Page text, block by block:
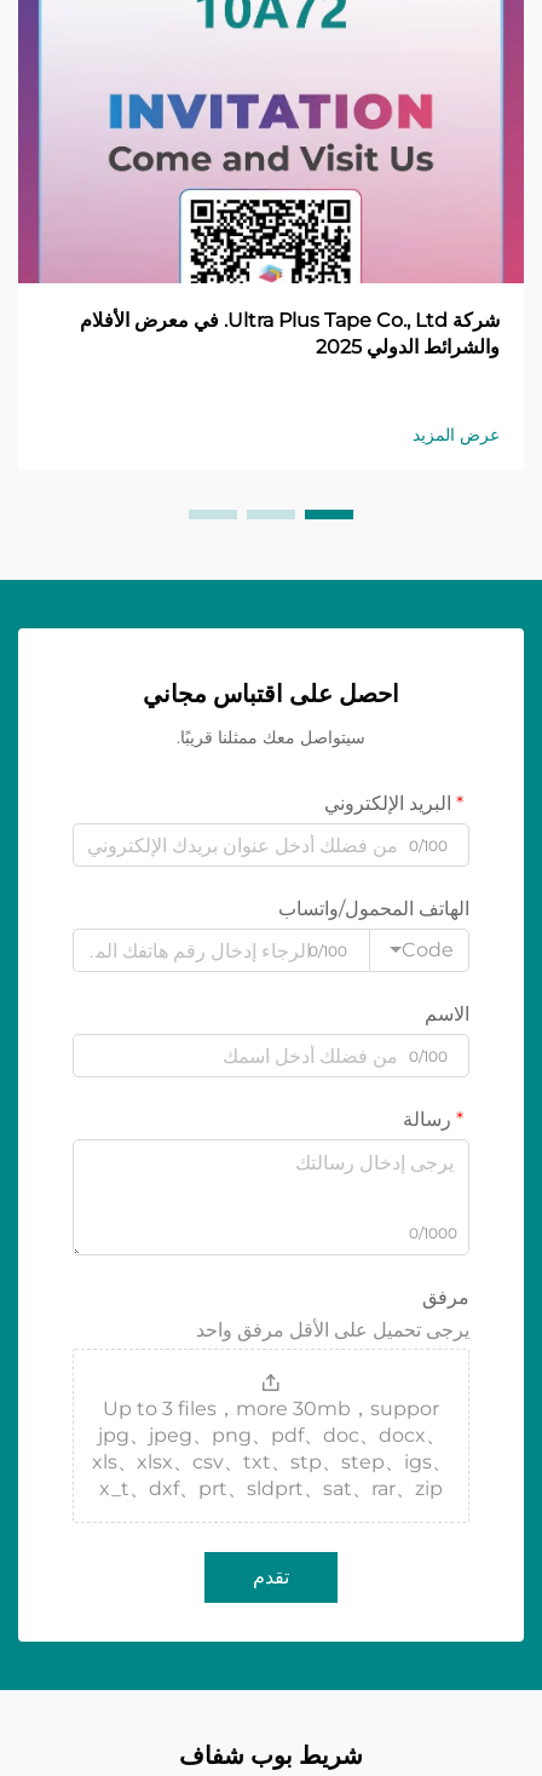
شركة Ultra Plus Tape Co., Ltd. في معرض الأفلام
والشرائط الدولي 2025
عرض المزيد
احصل على اقتباس مجاني
سيتواصل معك ممثلنا قريبًا.
البريد الإلكتروني
0/100
الهاتف المحمول/واتساب
Code
0/100
الاسم
0/100
رسالة
0/1000
مرفق
يرجى تحميل على الأقل مرفق واحد
Up to 3 files，more 30mb，suppor
jpg、jpeg、png、pdf、doc、docx、
xls、xlsx、csv、txt、stp、step、igs、
x_t、dxf、prt、sldprt、sat、rar、zip
تقدم
شريط بوب شفاف